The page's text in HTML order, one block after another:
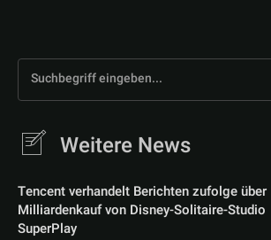
Suchbegriff eingeben...
Weitere News
Tencent verhandelt Berichten zufolge über
Milliardenkauf von Disney-Solitaire-Studio
SuperPlay